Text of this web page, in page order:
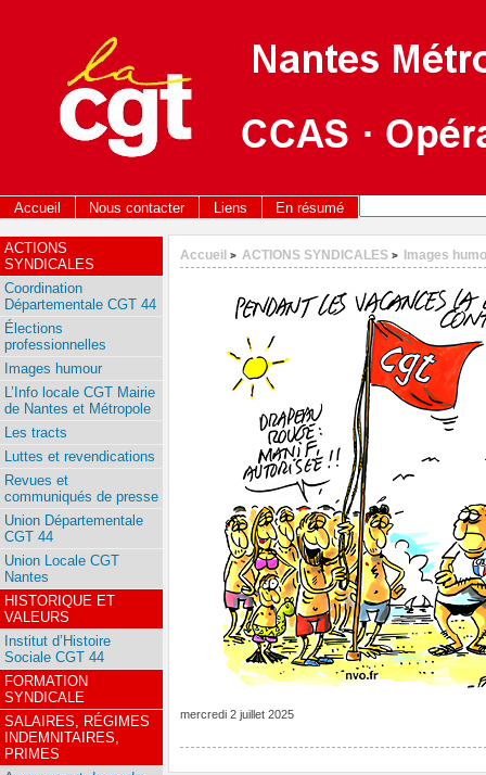
Accueil Nous contacter Liens En résumé
Accueil > ACTIONS SYNDICALES > Images
mercredi 2 juillet 2025
ACTIONS
SYNDICALES
Coordination
Départementale CGT 44
Élections
professionnelles
Images humour
L’Info locale CGT Mairie
de Nantes et Métropole
Les tracts
Luttes et revendications
Revues et
communiqués de presse
Union Départementale
CGT 44
Union Locale CGT
Nantes
HISTORIQUE ET
VALEURS
Institut d’Histoire
Sociale CGT 44
FORMATION
SYNDICALE
SALAIRES, RÉGIMES
INDEMNITAIRES,
PRIMES